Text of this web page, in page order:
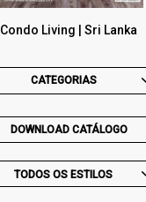
Condo Living | Sri Lanka
CATEGORIAS
DOWNLOAD CATÁLOGO
TODOS OS ESTILOS